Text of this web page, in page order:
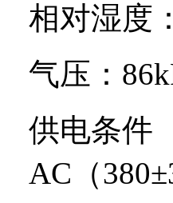
相对湿度
气压：
供电条件
AC （380±